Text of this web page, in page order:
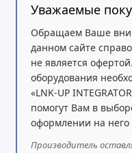
Уважаемые
Обращаем Ваше
данном сайте
не является
оборудования
«LNK-UP
помогут Вам в
оформлении на него
Производитель